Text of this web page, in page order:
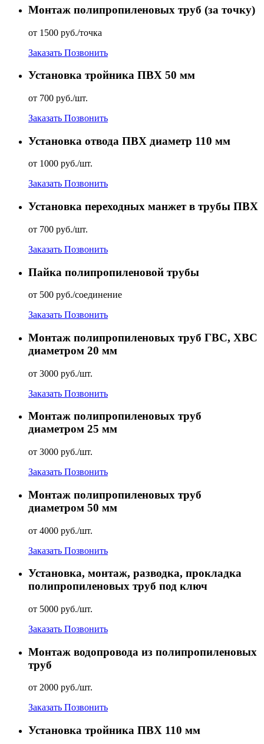
Монтаж полипропиленовых труб (за точку)
от 1500 руб./точка
Заказать Позвонить
Установка тройника ПВХ 50 мм
от 700 руб./шт.
Заказать Позвонить
Установка отвода ПВХ диаметр 110 мм
от 1000 руб./шт.
Заказать Позвонить
Установка переходных манжет в трубы ПВХ
от 700 руб./шт.
Заказать Позвонить
Пайка полипропиленовой трубы
от 500 руб./соединение
Заказать Позвонить
Монтаж полипропиленовых труб ГВС, ХВС
диаметром 20 мм
от 3000 руб./шт.
Заказать Позвонить
Монтаж полипропиленовых труб
диаметром 25 мм
от 3000 руб./шт.
Заказать Позвонить
Монтаж полипропиленовых труб
диаметром 50 мм
от 4000 руб./шт.
Заказать Позвонить
Установка, монтаж, разводка, прокладка
полипропиленовых труб под ключ
от 5000 руб./шт.
Заказать Позвонить
Монтаж водопровода из полипропиленовых
труб
от 2000 руб./шт.
Заказать Позвонить
Установка тройника ПВХ 110 мм